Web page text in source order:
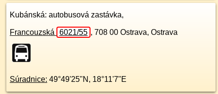
Kubánská: autobusová zastávka,
Francouzská 6021/55 , 708 00 Ostrava, Ostrava
Súradnice: 49°49'25"N , 18°11'7"E